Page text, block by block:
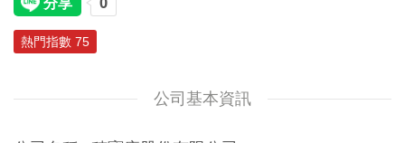
熱門指數 75
公司基本資訊